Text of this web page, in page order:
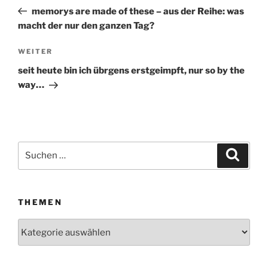
Beitrag
memorys are made of these – aus der Reihe: was
macht der nur den ganzen Tag?
Nächster
Beitrag
WEITER
seit heute bin ich übrgens erstgeimpft, nur so by the
way…
Suchen
THEMEN